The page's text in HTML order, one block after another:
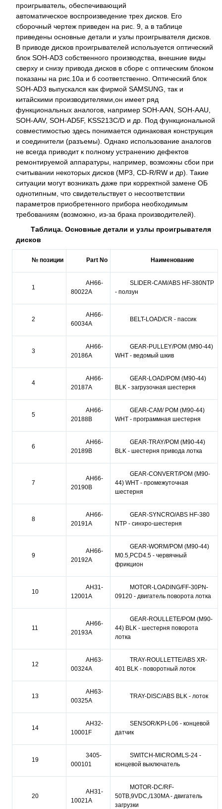
проигрыватель, обеспечивающий
автоматическое воспроизведение трех дисков. Его
сборочный чертеж приведен на рис. 9, а в таблице
приведены основные детали и узлы проигрывателя дисков.
В приводе дисков проигрывателей используется оптический
блок SOH-AD3 собственного производства, внешние виды
сверху и снизу привода дисков в сборе с оптическим блоком
показаны на рис.10а и б соответственно. Оптический блок
SOH-AD3 выпускался как фирмой SAMSUNG, так и
китайскими производителями,он имеет ряд
функциональных аналогов, например SOH-AAN, SOH-AAU,
SOH-AAV, SOH-AD5F, KSS213C/D и др. Под функциональной
совместимостью здесь понимается одинаковая конструкция
и соединители (разъемы). Однако использование аналогов
не всегда приводит к полному устранению дефектов
ремонтируемой аппаратуры, например, возможны сбои при
считывании некоторых дисков (МР3, CD-R/RW и др). Такие
ситуации могут возникать даже при корректной замене ОБ
однотипным, что свидетельствует о несоответствии
параметров приобретенного прибора необходимым
требованиям (возможно, из-за брака производителей).
Таблица. Основные детали и узлы проигрывателя
дисков
№ позиции Part No Наименование
1
AH66-
80022A
SLIDER-CAM/ABS HF-380NTP
- ползун
2
AH66-
60034A
BELT-LOAD/CR - пассик
3
AH66-
20186A
GEAR-PULLEY/POM (M90-44)
WHT - ведомый шкив
4
AH66-
20187A
GEAR-LOAD/POM (M90-44)
BLK - загрузочная шестерня
5
AH66-
20188B
GEAR-CAM/ POM (M90-44)
WHT - программная шестерня
6
AH66-
20189B
GEAR-TRAY/POM (M90-44)
BLK - шестерня привода лотка
7
AH66-
20190B
GEAR-CONVERT/POM (M90-
44) WHT - промежуточная
шестерня
8
AH66-
20191A
GEAR-SYNCRO/ABS HF-380
NTP - синхро-шестерня
9
AH66-
20192A
GEAR-WORM/POM (M90-44)
M0.5,PCD4.5 - червячный
фрикцион
10
AH31-
12001A
MOTOR-LOADING/FF-30PN-
09120 - двигатель поворота лотка
11
AH66-
20193A
GEAR-ROULLETE/POM (M90-
44) BLK - шестерня поворота
лотка
12
AH63-
00324A
TRAY-ROULLETTE/ABS XR-
401 BLK - поворотный лоток
13
AH63-
00325A
TRAY-DISC/ABS BLK - лоток
14
AH32-
10001F
SENSOR/KPI-L06 - концевой
датчик
19
3405-
000101
SWITCH-MICRO/MLS-24 -
концевой выключатель
20
AH31-
10021A
MOTOR-DC/RF-
50TB,9VDC,/130MA - двигатель
загрузки